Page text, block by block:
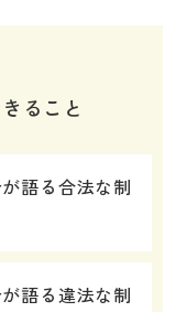
ること
語る合法な制
語る違法な制